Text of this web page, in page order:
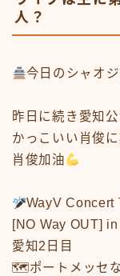
人？
今日のシャオジ
昨日に続き愛知
かっこいい肖俊
肖俊加油
WayV Concert
[NO Way OUT] in
愛知2日目
🗺ポートメッセ